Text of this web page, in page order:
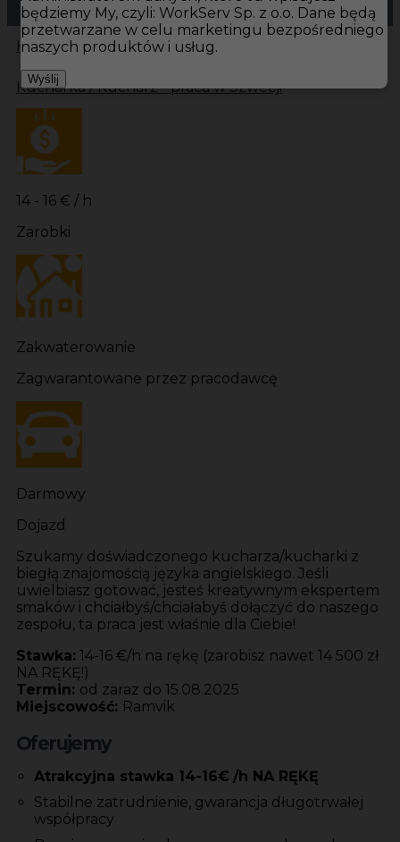
Hotistin Oferty pracyKuchnia Ramvik
Kucharka / Kucharz - praca w Szwecji
14 - 16 € / h
Zarobki
Zakwaterowanie
Zagwarantowane przez pracodawcę
Darmowy
Dojazd
Szukamy doświadczonego kucharza/kucharki z
biegłą znajomością języka angielskiego. Jeśli
uwielbiasz gotować, jesteś kreatywnym ekspertem
smaków i chciałbyś/chciałabyś dołączyć do naszego
zespołu, ta praca jest właśnie dla Ciebie!
Stawka: 14-16 €/h na rękę (zarobisz nawet 14 500 zł
NA RĘKĘ!)
Termin: od zaraz do 15.08.2025
Miejscowość: Ramvik
Oferujemy
Atrakcyjna stawka 14-16€ /h NA RĘKĘ
Stabilne zatrudnienie, gwarancja długotrwałej
współpracy
będziemy My, czyli: WorkServ Sp. z o.o. Dane będą
przetwarzane w celu marketingu bezpośredniego
naszych produktów i usług.
Wyślij